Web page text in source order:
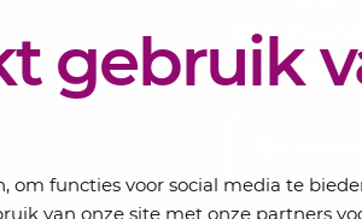
gebruik
functies voor social media te
van onze site met onze partners
Elke
eSigt het